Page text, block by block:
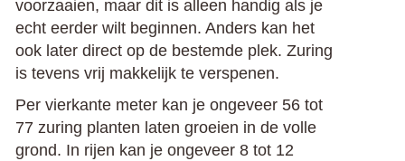
voorzaaien, maar dit is alleen handig als je
echt eerder wilt beginnen. Anders kan het
ook later direct op de bestemde plek. Zuring
is tevens vrij makkelijk te verspenen.
Per vierkante meter kan je ongeveer 56 tot
77 zuring planten laten groeien in de volle
grond. In rijen kan je ongeveer 8 tot 12